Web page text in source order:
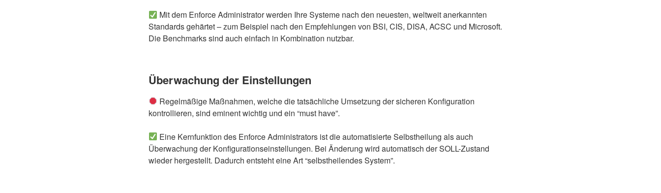
Mit dem Enforce Administrator werden Ihre Systeme nach den neuesten, weltweit anerkannten
Standards gehärtet – zum Beispiel nach den Empfehlungen von BSI, CIS, DISA, ACSC und Microsoft.
Die Benchmarks sind auch einfach in Kombination nutzbar.
Überwachung der Einstellungen
Regelmäßige Maßnahmen, welche die tatsächliche Umsetzung der sicheren Konfiguration
kontrollieren, sind eminent wichtig und ein “must have”.
Eine Kernfunktion des Enforce Administrators ist die automatisierte Selbstheilung als auch
Überwachung der Konfigurationseinstellungen. Bei Änderung wird automatisch der SOLL-Zustand
wieder hergestellt. Dadurch entsteht eine Art “selbstheilendes System”.